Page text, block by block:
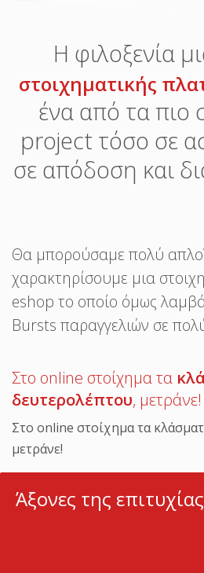
Η φιλοξενία
στοιχηματικής
ένα από τα πιο
project τόσο σε
σε απόδοση και
Θα μπορούσαμε πολύ
χαρακτηρίσουμε μια
eshop το οποίο όμως
Bursts παραγγελιών σε
Στο online στοίχημα τα
δευτερολέπτου, μετράνε!
Στο online στοίχημα τα
μετράνε!
Άξονες της επιτυχίας